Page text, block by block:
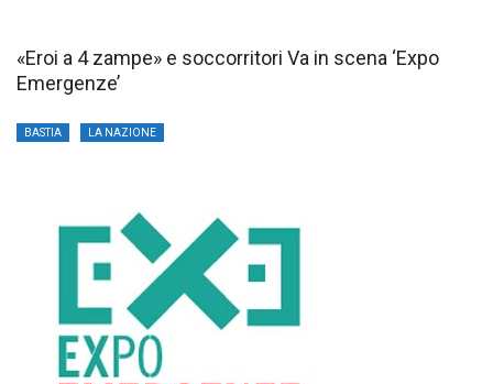
«Eroi a 4 zampe» e soccorritori Va in scena ‘Expo
Emergenze’
BASTIA LA NAZIONE